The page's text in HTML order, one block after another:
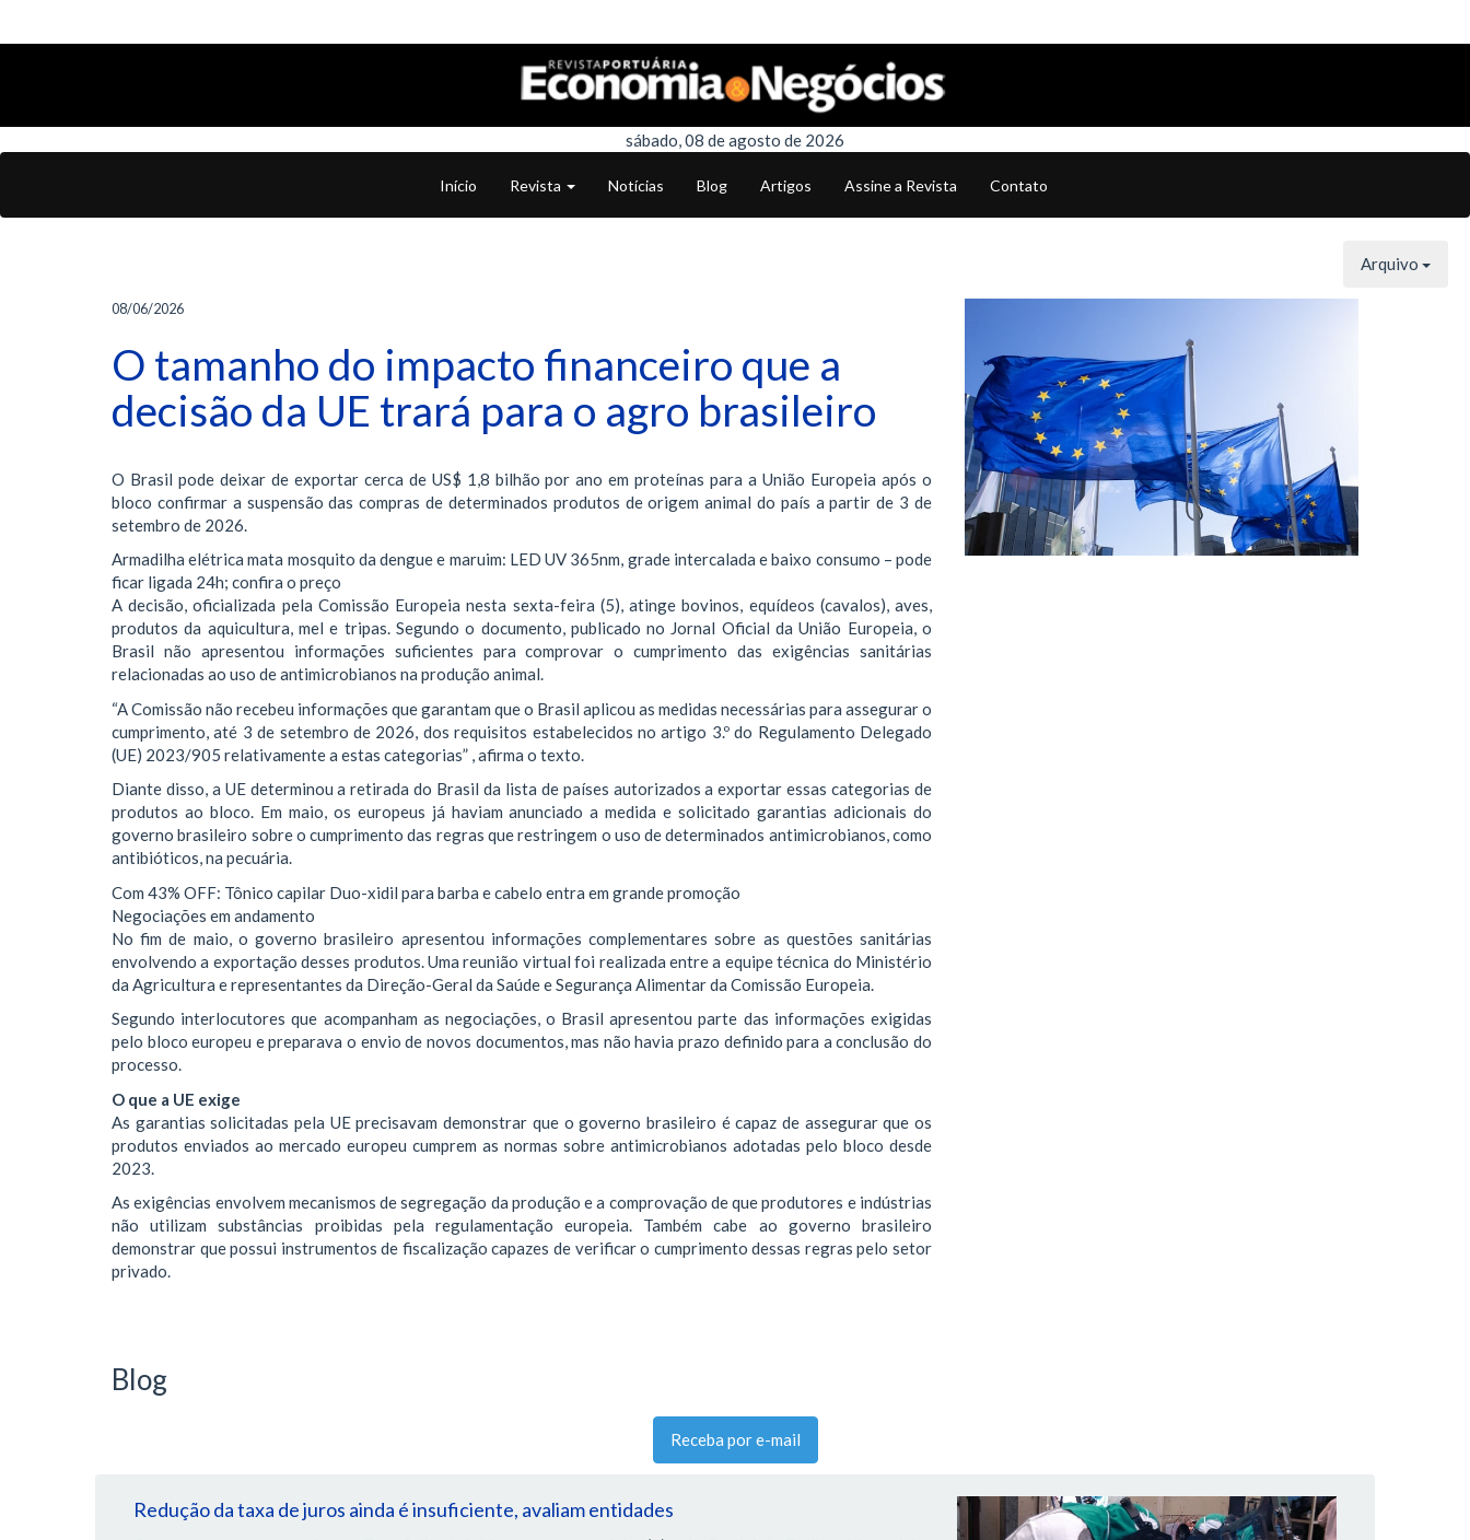
sábado, 08 de agosto de 2026
Início Revista Notícias Blog Artigos Assine a Revista Contato
Arquivo
08/06/2026
O tamanho do impacto financeiro que a
decisão da UE trará para o agro brasileiro
O Brasil pode deixar de exportar cerca de US$ 1,8 bilhão por ano em proteínas para a União Europeia após o
bloco confirmar a suspensão das compras de determinados produtos de origem animal do país a partir de 3 de
setembro de 2026.
Armadilha elétrica mata mosquito da dengue e maruim: LED UV 365nm, grade intercalada e baixo consumo – pode
ficar ligada 24h; confira o preço
A decisão, oficializada pela Comissão Europeia nesta sexta-feira (5), atinge bovinos, equídeos (cavalos), aves,
produtos da aquicultura, mel e tripas. Segundo o documento, publicado no Jornal Oficial da União Europeia, o
Brasil não apresentou informações suficientes para comprovar o cumprimento das exigências sanitárias
relacionadas ao uso de antimicrobianos na produção animal.
“A Comissão não recebeu informações que garantam que o Brasil aplicou as medidas necessárias para assegurar o
cumprimento, até 3 de setembro de 2026, dos requisitos estabelecidos no artigo 3.º do Regulamento Delegado
(UE) 2023/905 relativamente a estas categorias” , afirma o texto.
Diante disso, a UE determinou a retirada do Brasil da lista de países autorizados a exportar essas categorias de
produtos ao bloco. Em maio, os europeus já haviam anunciado a medida e solicitado garantias adicionais do
governo brasileiro sobre o cumprimento das regras que restringem o uso de determinados antimicrobianos, como
antibióticos, na pecuária.
Com 43% OFF: Tônico capilar Duo-xidil para barba e cabelo entra em grande promoção
Negociações em andamento
No fim de maio, o governo brasileiro apresentou informações complementares sobre as questões sanitárias
envolvendo a exportação desses produtos. Uma reunião virtual foi realizada entre a equipe técnica do Ministério
da Agricultura e representantes da Direção-Geral da Saúde e Segurança Alimentar da Comissão Europeia.
Segundo interlocutores que acompanham as negociações, o Brasil apresentou parte das informações exigidas
pelo bloco europeu e preparava o envio de novos documentos, mas não havia prazo definido para a conclusão do
processo.
O que a UE exige
As garantias solicitadas pela UE precisavam demonstrar que o governo brasileiro é capaz de assegurar que os
produtos enviados ao mercado europeu cumprem as normas sobre antimicrobianos adotadas pelo bloco desde
2023.
As exigências envolvem mecanismos de segregação da produção e a comprovação de que produtores e indústrias
não utilizam substâncias proibidas pela regulamentação europeia. Também cabe ao governo brasileiro
demonstrar que possui instrumentos de fiscalização capazes de verificar o cumprimento dessas regras pelo setor
privado.
Blog
Receba por e-mail
Redução da taxa de juros ainda é insuficiente, avaliam entidades